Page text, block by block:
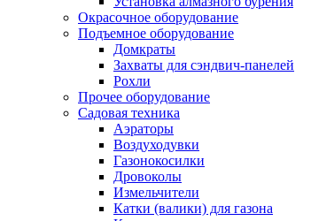
Окрасочное оборудование
Подъемное оборудование
Домкраты
Захваты для сэндвич-панелей
Рохли
Прочее оборудование
Садовая техника
Аэраторы
Воздуходувки
Газонокосилки
Дровоколы
Измельчители
Катки (валики) для газона